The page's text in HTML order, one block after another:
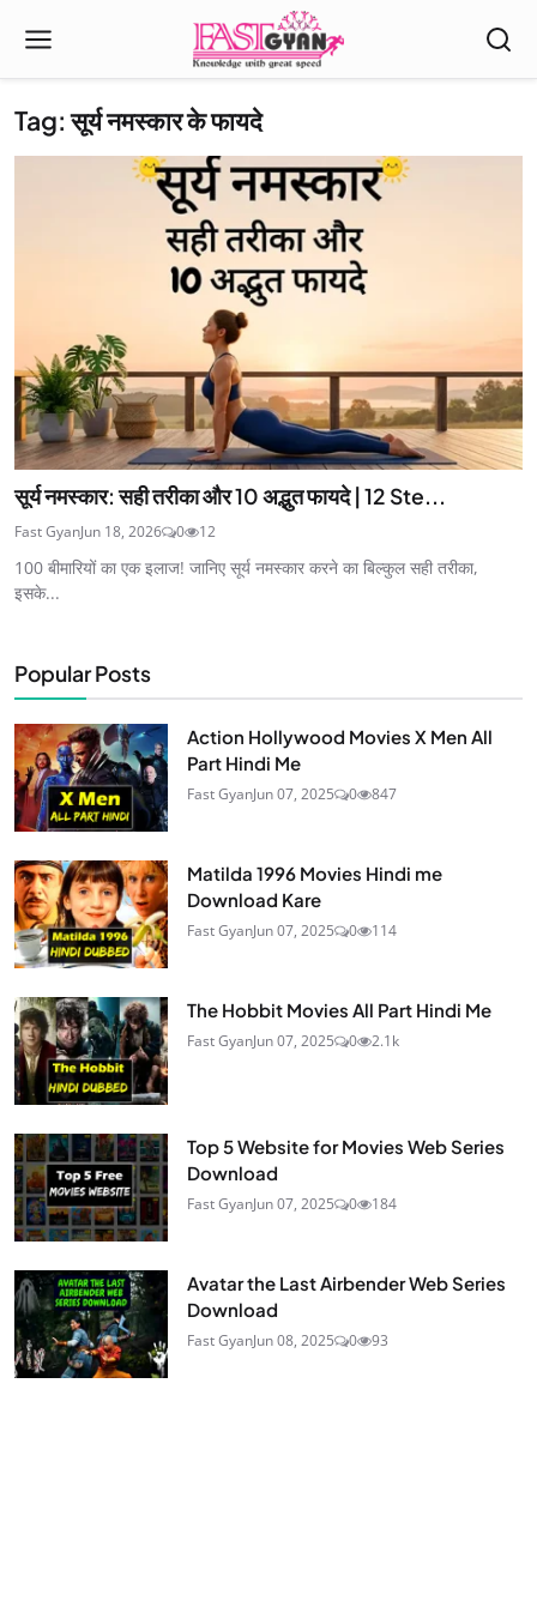
Tag: सूर्य नमस्कार के फायदे
सूर्य नमस्कार: सही तरीका और 10 अद्भुत फायदे | 12 Ste...
Fast GyanJun 18, 2026 0 12
100 बीमारियों का एक इलाज! जानिए सूर्य नमस्कार करने का बिल्कुल सही तरीका,
इसके...
Popular Posts
Action Hollywood Movies X Men All
Part Hindi Me
Fast GyanJun 07, 2025 0 847
Matilda 1996 Movies Hindi me
Download Kare
Fast GyanJun 07, 2025 0 114
The Hobbit Movies All Part Hindi Me
Fast GyanJun 07, 2025 0 2.1k
Top 5 Website for Movies Web Series
Download
Fast GyanJun 07, 2025 0 184
Avatar the Last Airbender Web Series
Download
Fast GyanJun 08, 2025 0 93